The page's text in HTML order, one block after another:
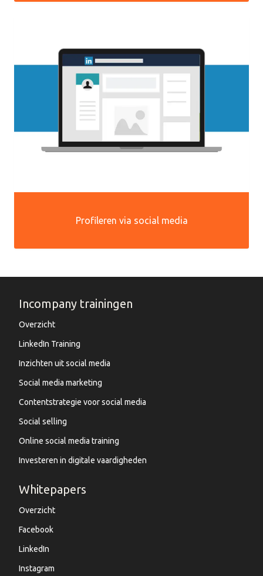
Profileren via social media
Incompany trainingen
Overzicht
LinkedIn Training
Inzichten uit social media
Social media marketing
Contentstrategie voor social media
Social selling
Online social media training
Investeren in digitale vaardigheden
Whitepapers
Overzicht
Facebook
LinkedIn
Instagram